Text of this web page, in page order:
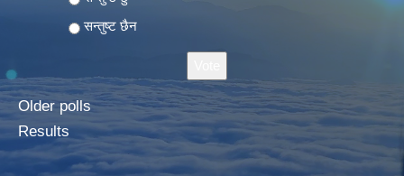
सन्तुष्ट छैन
Older polls
Results